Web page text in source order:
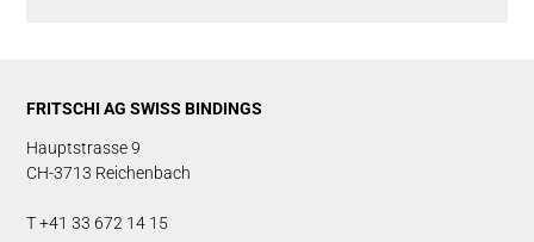
FRITSCHI AG SWISS BINDINGS
Hauptstrasse 9
CH-3713 Reichenbach
T +41 33 672 14 15